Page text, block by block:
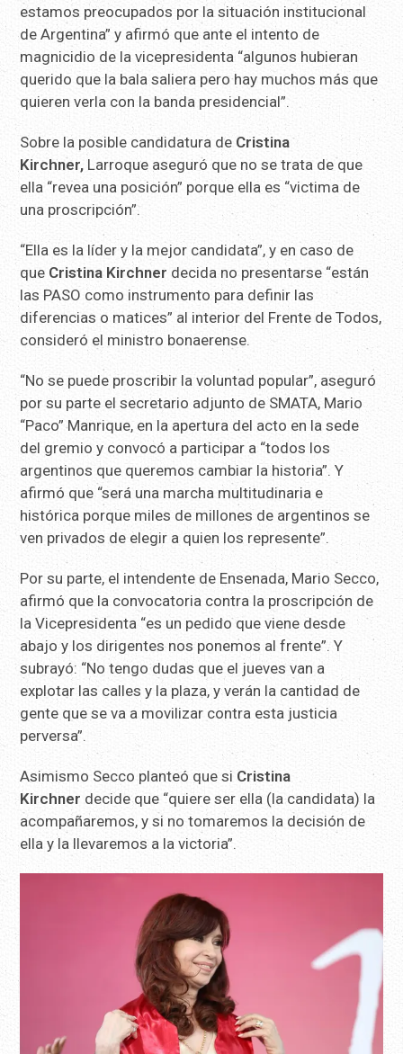
estamos preocupados por la situación institucional
de Argentina” y afirmó que ante el intento de
magnicidio de la vicepresidenta “algunos hubieran
querido que la bala saliera pero hay muchos más que
quieren verla con la banda presidencial”.
Sobre la posible candidatura de Cristina
Kirchner, Larroque aseguró que no se trata de que
ella “revea una posición” porque ella es “victima de
una proscripción”.
“Ella es la líder y la mejor candidata”, y en caso de
que Cristina Kirchner decida no presentarse “están
las PASO como instrumento para definir las
diferencias o matices” al interior del Frente de Todos,
consideró el ministro bonaerense.
“No se puede proscribir la voluntad popular”, aseguró
por su parte el secretario adjunto de SMATA, Mario
“Paco” Manrique, en la apertura del acto en la sede
del gremio y convocó a participar a “todos los
argentinos que queremos cambiar la historia”. Y
afirmó que “será una marcha multitudinaria e
histórica porque miles de millones de argentinos se
ven privados de elegir a quien los represente”.
Por su parte, el intendente de Ensenada, Mario Secco,
afirmó que la convocatoria contra la proscripción de
la Vicepresidenta “es un pedido que viene desde
abajo y los dirigentes nos ponemos al frente”. Y
subrayó: “No tengo dudas que el jueves van a
explotar las calles y la plaza, y verán la cantidad de
gente que se va a movilizar contra esta justicia
perversa”.
Asimismo Secco planteó que si Cristina
Kirchner decide que “quiere ser ella (la candidata) la
acompañaremos, y si no tomaremos la decisión de
ella y la llevaremos a la victoria”.